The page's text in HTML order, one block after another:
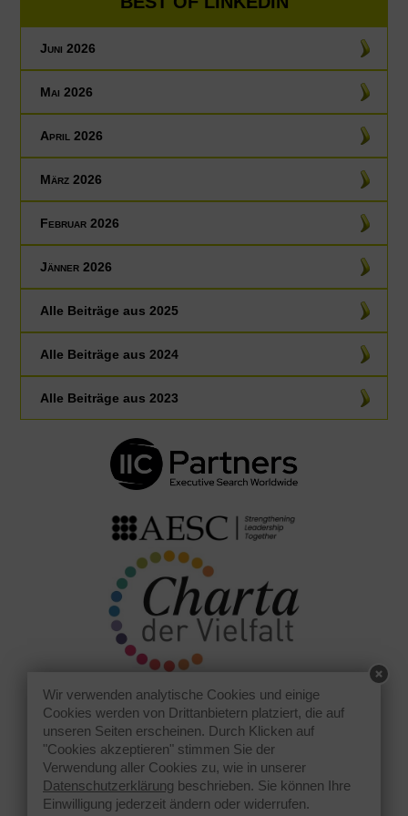
Juni 2026
Mai 2026
April 2026
März 2026
Februar 2026
Jänner 2026
Alle Beiträge aus 2025
Alle Beiträge aus 2024
Alle Beiträge aus 2023
Wir verwenden analytische Cookies und einige
Cookies werden von Drittanbietern platziert, die auf
unseren Seiten erscheinen. Durch Klicken auf
"Cookies akzeptieren" stimmen Sie der
Verwendung aller Cookies zu, wie in unserer
Datenschutzerklärung beschrieben. Sie können Ihre
Einwilligung jederzeit ändern oder widerrufen.